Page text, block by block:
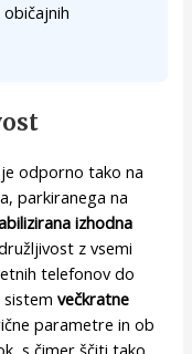
je odporno tako na
parkiranega na
izhodna
z vsemi
telefonov do
sistemvečkratne
parametre in ob